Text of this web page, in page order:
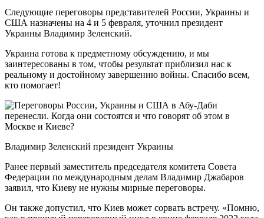
Следующие переговоры представителей России, Украины и
США назначены на 4 и 5 февраля, уточнил президент
Украины Владимир Зеленский.
Украина готова к предметному обсуждению, и мы
заинтересованы в том, чтобы результат приблизил нас к
реальному и достойному завершению войны. Спасибо всем,
кто помогает!
Владимир Зеленский президент Украины
Ранее первый заместитель председателя комитета Совета
Федерации по международным делам Владимир Джабаров
заявил, что Киеву не нужны мирные переговоры.
Он также допустил, что Киев может сорвать встречу. «Помню,